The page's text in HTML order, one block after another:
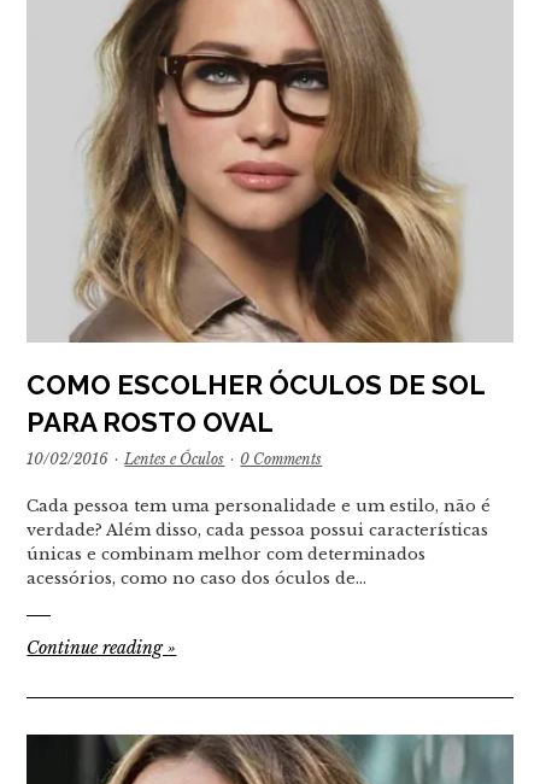
COMO ESCOLHER ÓCULOS DE SOL
PARA ROSTO OVAL
10/02/2016 · Lentes e Óculos · 0 Comments
Cada pessoa tem uma personalidade e um estilo, não é
verdade? Além disso, cada pessoa possui características
únicas e combinam melhor com determinados
acessórios, como no caso dos óculos de…
Continue reading»